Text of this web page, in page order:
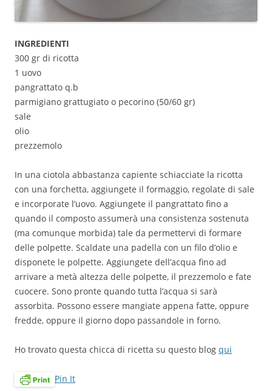
INGREDIENTI
300 gr di ricotta
1 uovo
pangrattato q.b
parmigiano grattugiato o pecorino (50/60 gr)
sale
olio
prezzemolo
In una ciotola abbastanza capiente schiacciate la ricotta
con una forchetta, aggiungete il formaggio, regolate di sale
e incorporate l’uovo. Aggiungete il pangrattato fino a
quando il composto assumerà una consistenza sostenuta
(ma comunque morbida) tale da permettervi di formare
delle polpette. Scaldate una padella con un filo d’olio e
disponete le polpette. Aggiungete dell’acqua fino ad
arrivare a metà altezza delle polpette, il prezzemolo e fate
cuocere. Sono pronte quando tutta l’acqua si sarà
assorbita. Possono essere mangiate appena fatte, oppure
fredde, oppure il giorno dopo passandole in forno.
Ho trovato questa chicca di ricetta su questo blog qui
Pin It